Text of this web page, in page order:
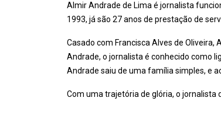
Almir Andrade de Lima é jornalista
1993, já são 27 anos de prestação de
Casado com Francisca Alves de
Andrade, o jornalista é conhecido como
Andrade saiu de uma família simples, e
Com uma trajetória de glória, o jornalista